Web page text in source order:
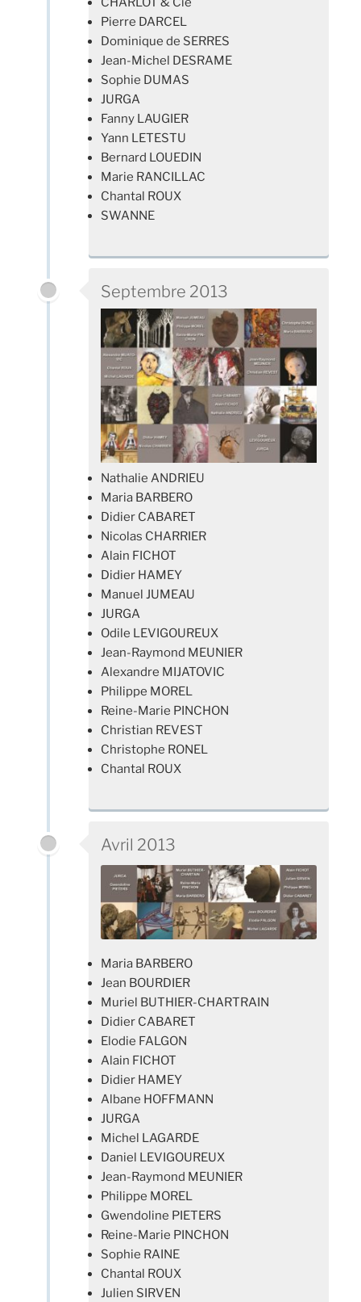
Pierre DARCEL
Dominique de SERRES
Jean-Michel DESRAME
Sophie DUMAS
JURGA
Fanny LAUGIER
Yann LETESTU
Bernard LOUEDIN
Marie RANCILLAC
Chantal ROUX
SWANNE
Septembre 2013
Nathalie ANDRIEU
Maria BARBERO
Didier CABARET
Nicolas CHARRIER
Alain FICHOT
Didier HAMEY
Manuel JUMEAU
JURGA
Odile LEVIGOUREUX
Jean-Raymond MEUNIER
Alexandre MIJATOVIC
Philippe MOREL
Reine-Marie PINCHON
Christian REVEST
Christophe RONEL
Chantal ROUX
Avril 2013
Maria BARBERO
Jean BOURDIER
Muriel BUTHIER-CHARTRAIN
Didier CABARET
Elodie FALGON
Alain FICHOT
Didier HAMEY
Albane HOFFMANN
JURGA
Michel LAGARDE
Daniel LEVIGOUREUX
Jean-Raymond MEUNIER
Philippe MOREL
Gwendoline PIETERS
Reine-Marie PINCHON
Sophie RAINE
Chantal ROUX
Julien SIRVEN